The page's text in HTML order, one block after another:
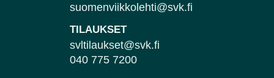
suomenviikkolehti@svk.fi
TILAUKSET
svltilaukset@svk.fi
040 775 7200